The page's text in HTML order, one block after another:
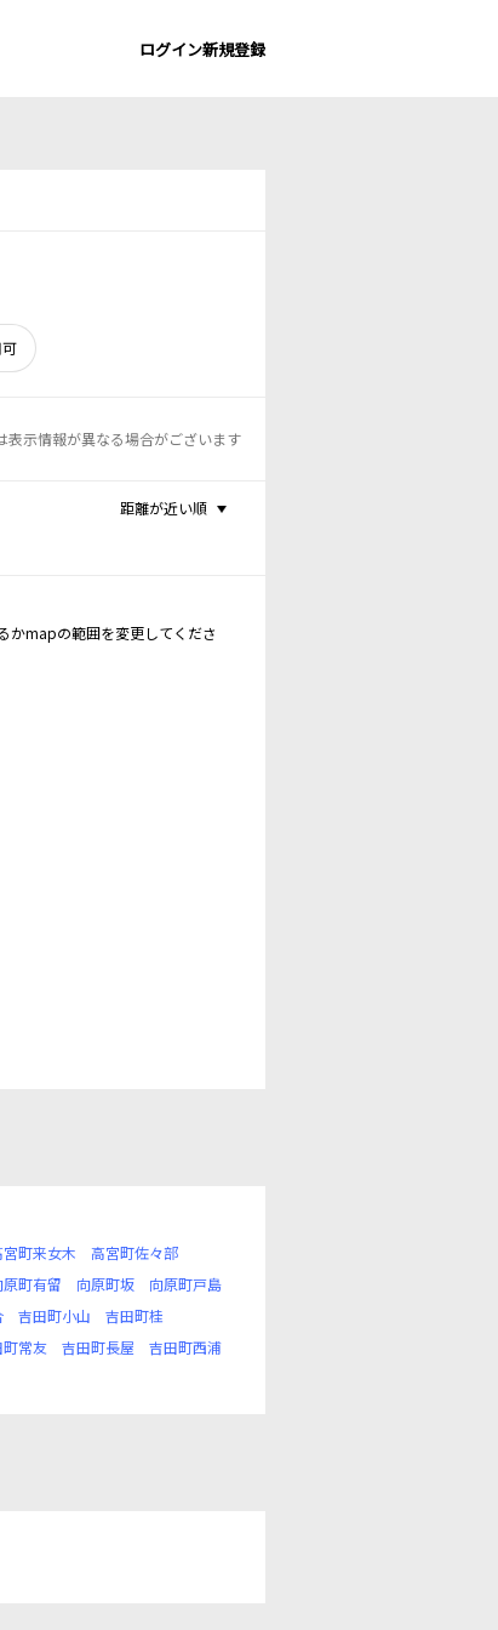
ログイン新規登録
示情報が異なる場合がございます
距離が近い順
かmapの範囲を変更してくださ
宮町来女木
高宮町佐々部
原町有留 向原町坂
向原町戸島
吉田町小山
吉田町桂
町常友 吉田町長屋
吉田町西浦